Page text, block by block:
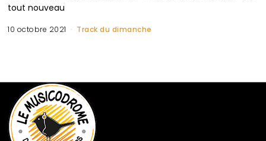
tout nouveau
10 octobre 2021 Track du dimanche